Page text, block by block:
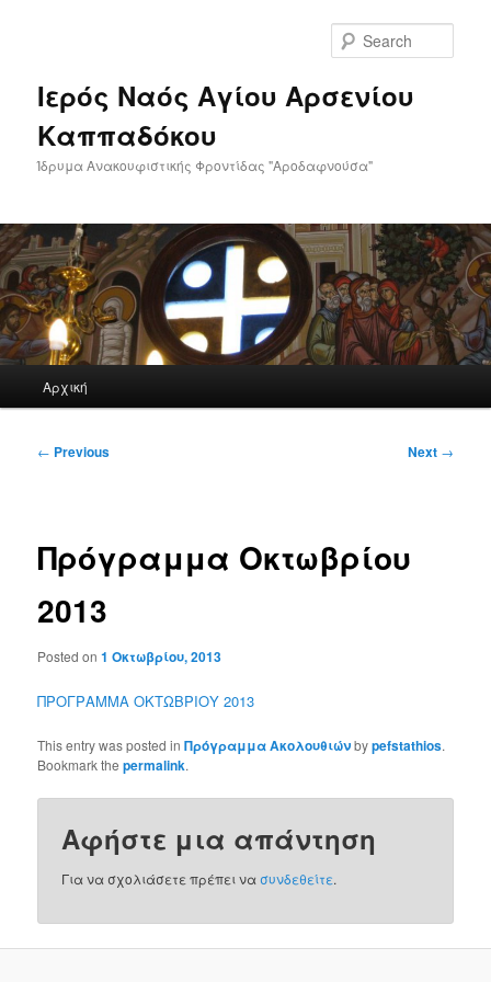
Ιερός Ναός Αγίου Αρσενίου
Καππαδόκου
Ίδρυμα Ανακουφιστικής Φροντίδας "Αροδαφνούσα"
Αρχική
Post
← Previous Next →
Πρόγραμμα Οκτωβρίου
2013
Posted on1 Οκτωβρίου, 2013
ΠΡΟΓΡΑΜΜΑ ΟΚΤΩΒΡΙΟΥ 2013
This entry was posted inΠρόγραμμα Ακολουθιώνbypefstathios.
Bookmark thepermalink.
Αφήστε μια απάντηση
Για να σχολιάσετε πρέπει νασυνδεθείτε.